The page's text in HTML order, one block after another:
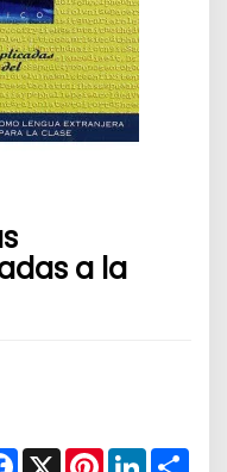
a la
Facebook
X PinterestLinkedIn